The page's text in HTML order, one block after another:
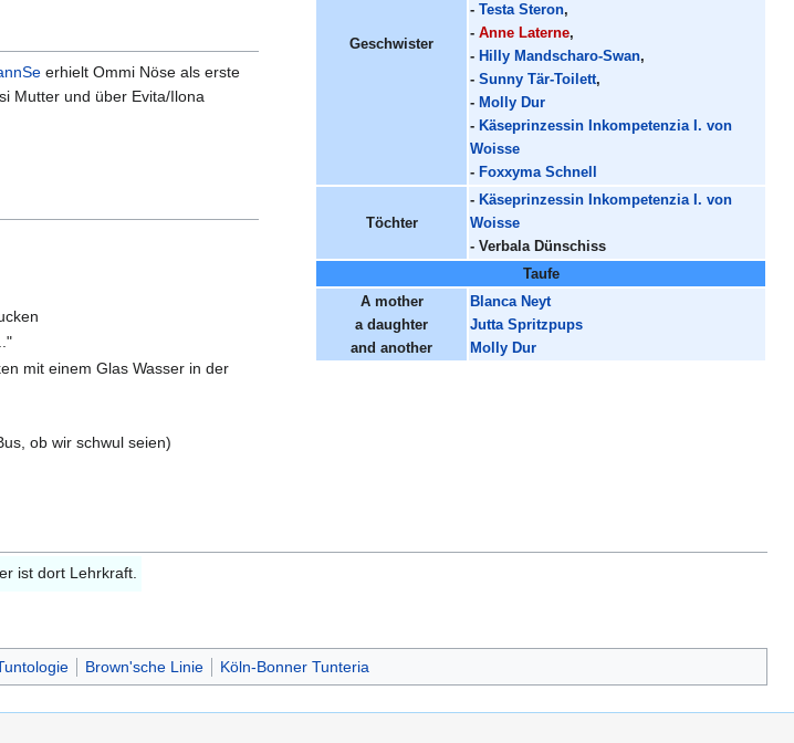
Geschwister
- Testa Steron,
- Anne Laterne,
- Hilly Mandscharo-Swan,
- Sunny Tär-Toilett,
- Molly Dur
- Käseprinzessin Inkompetenzia I. von
Woisse
- Foxxyma Schnell
Töchter
- Käseprinzessin Inkompetenzia I. von
Woisse
- Verbala Dünschiss
Taufe
A mother
a daughter
and another
Blanca Neyt
Jutta Spritzpups
Molly Dur
erhielt Ommi Nöse als erste
Mutter und über Evita/Ilona
mit einem Glas Wasser in der
ob wir schwul seien)
ist dort Lehrkraft.
Brown'sche Linie Köln-Bonner Tunteria